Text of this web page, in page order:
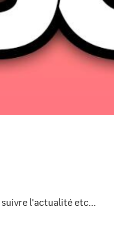
l'actualité etc...